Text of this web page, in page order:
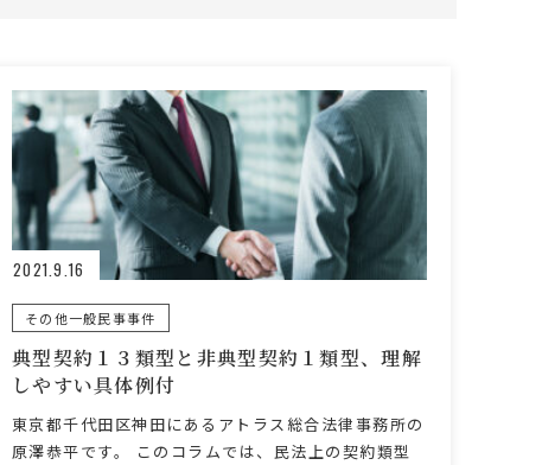
2021.9.16
その他一般民事事件
典型契約１３類型と非典型契約１類型、理解
しやすい具体例付
東京都千代田区神田にあるアトラス総合法律事務所の
原澤恭平です。 このコラムでは、民法上の契約類型